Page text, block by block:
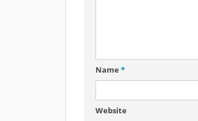
Name *
Website